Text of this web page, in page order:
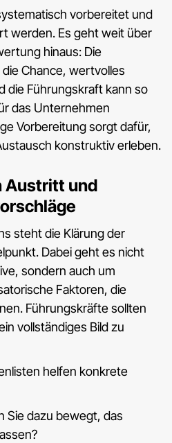
vorbereitet und
werden. Es geht weit über
hinaus: Die
Chance, wertvolles
die Führungskraft kann so
das Unternehmen
Vorbereitung sorgt dafür,
konstruktiv erleben.
Austritt und
steht die Klärung der
Dabei geht es nicht
sondern auch um
Faktoren, die
Führungskräfte sollten
vollständiges Bild zu
helfen konkrete
Sie dazu bewegt, das